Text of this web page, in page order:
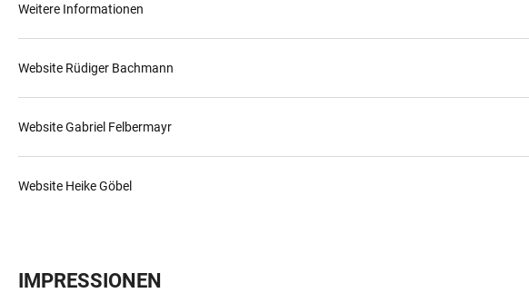
Weitere Informationen
Website Rüdiger Bachmann
Website Gabriel Felbermayr
Website Heike Göbel
IMPRESSIONEN